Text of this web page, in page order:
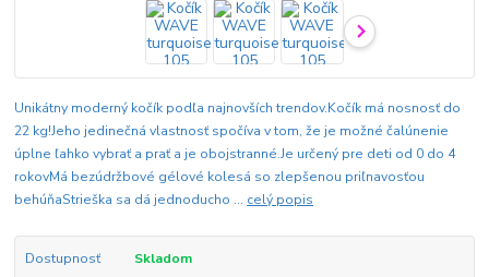
Unikátny moderný kočík podľa najnovších trendov.Kočík má nosnosť do
22 kg!Jeho jedinečná vlastnosť spočíva v tom, že je možné čalúnenie
úplne ľahko vybrať a prať a je obojstranné.Je určený pre deti od 0 do 4
rokovMá bezúdržbové gélové kolesá so zlepšenou priľnavosťou
behúňaStrieška sa dá jednoducho ... celý popis
Dostupnosť Skladom